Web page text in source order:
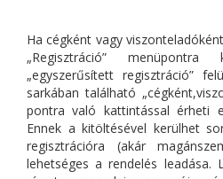
Ha cégként vagy
„Regisztráció”
„egyszerűsített regisztráció”
sarkában található
pontra való kattintással érheti
Ennek a kitöltésével kerülhet
regisztrációra (akár
lehetséges a rendelés leadása.